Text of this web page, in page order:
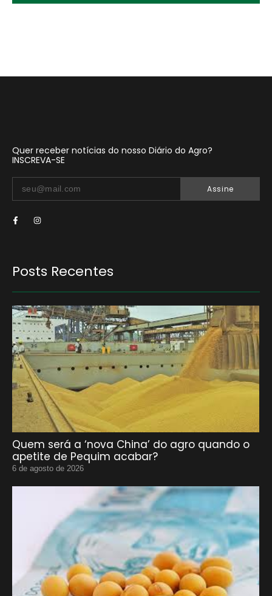
Quer receber notícias do nosso Diário do Agro?
INSCREVA-SE
Assine
Posts Recentes
Quem será a ‘nova China’ do agro quando o
apetite de Pequim acabar?
6 de agosto de 2026